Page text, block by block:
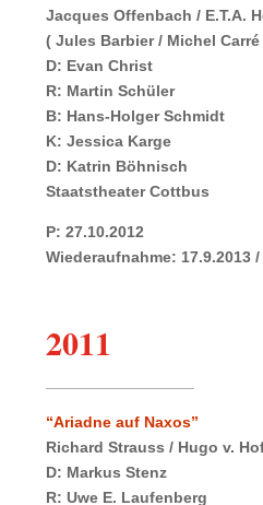
Jacques Offenbach / E.T.A.
( Jules Barbier / Michel Carré
D: Evan Christ
R: Martin Schüler
B: Hans-Holger Schmidt
K: Jessica Karge
D: Katrin Böhnisch
Staatstheater Cottbus
P: 27.10.2012
Wiederaufnahme: 17.9.2013 /
2011
“Ariadne auf Naxos”
Richard Strauss / Hugo v.
D: Markus Stenz
R: Uwe E. Laufenberg